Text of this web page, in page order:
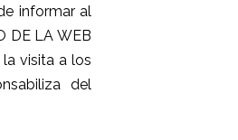
informar al
DE LA WEB
visita a los
del